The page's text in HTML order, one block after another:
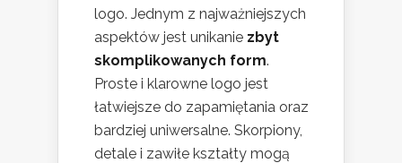
logo. Jednym z najważniejszych
aspektów jest unikanie zbyt
skomplikowanych form.
Proste i klarowne logo jest
łatwiejsze do zapamiętania oraz
bardziej uniwersalne. Skorpiony,
detale i zawiłe kształty mogą